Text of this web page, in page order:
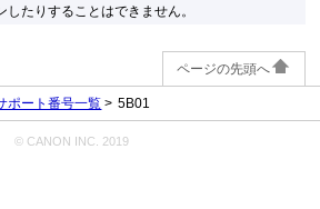
たりすることはできません。
ページの先頭へ
ポート番号一覧 5B01
© CANON INC. 2019